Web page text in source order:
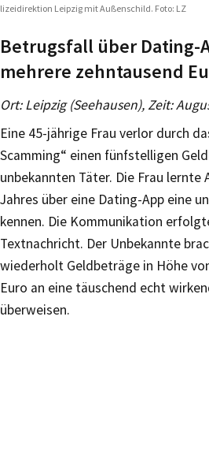
Leipzig mit Außenschild. Foto: LZ
Betrugsfall über Dating-
mehrere zehntausend
Ort: Leipzig (Seehausen), Zeit:
Eine 45-jährige Frau verlor durch
Scamming“ einen fünfstelligen
unbekannten Täter. Die Frau lernte
Jahres über eine Dating-App eine
kennen. Die Kommunikation
Textnachricht. Der Unbekannte
wiederholt Geldbeträge in Höhe
Euro an eine täuschend echt
überweisen.